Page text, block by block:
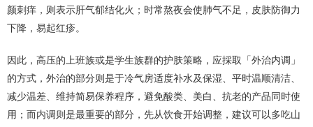
颜刺痒，则表示肝气郁结化火；时常熬夜会使肺气不足，皮肤防御力
下降，易起红疹。
因此，高压的上班族或是学生族群的护肤策略，应採取「外治内调」
的方式，外治的部分则是于冷气房适度补水及保湿、平时温顺清洁、
减少温差、维持简易保养程序，避免酸类、美白、抗老的产品同时使
用；而内调则是最重要的部分，先从饮食开始调整，建议可以多吃山